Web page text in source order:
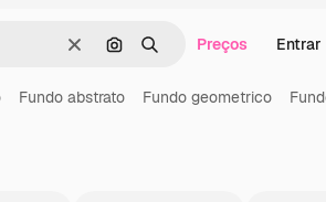
LimparPesquisar por imagem
BuscarPreços Entrar
Fundo abstrato Fundo geometrico